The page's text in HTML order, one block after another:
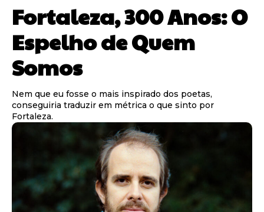
Fortaleza, 300 Anos: O
Espelho de Quem
Somos
Nem que eu fosse o mais inspirado dos poetas,
conseguiria traduzir em métrica o que sinto por
Fortaleza.